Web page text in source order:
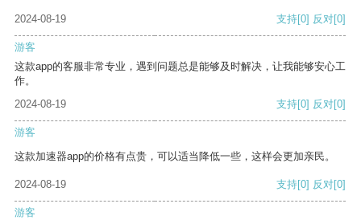
2024-08-19 支持[0] 反对[0]
游客
这款app的客服非常专业，遇到问题总是能够及时解决，让我能够安心工
作。
2024-08-19
支持[0] 反对[0]
游客
这款加速器app的价格有点贵，可以适当降低一些，这样会更加亲民。
2024-08-19 支持[0] 反对[0]
游客